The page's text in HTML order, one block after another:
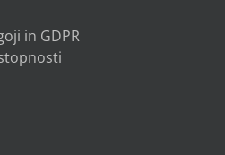
in GDPR